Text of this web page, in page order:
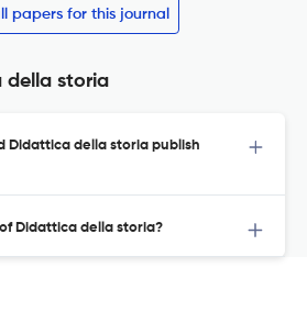
papers for this journal
della storia
Didattica della storia publish
Didattica della storia?